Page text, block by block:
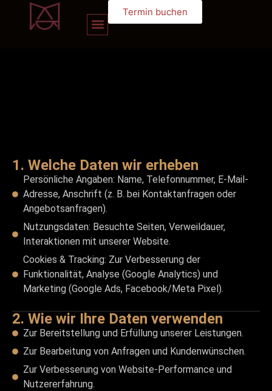
Termin buchen
1. Welche Daten wir erheben
Persönliche Angaben: Name, Telefonnummer, E-Mail-
Adresse, Anschrift (z. B. bei Kontaktanfragen oder
Angebotsanfragen).
Nutzungsdaten: Besuchte Seiten, Verweildauer,
Interaktionen mit unserer Website.
Cookies & Tracking: Zur Verbesserung der
Funktionalität, Analyse (Google Analytics) und
Marketing (Google Ads, Facebook/Meta Pixel).
2. Wie wir Ihre Daten verwenden
Zur Bereitstellung und Erfüllung unserer Leistungen.
Zur Bearbeitung von Anfragen und Kundenwünschen.
Zur Verbesserung von Website-Performance und
Nutzererfahrung.